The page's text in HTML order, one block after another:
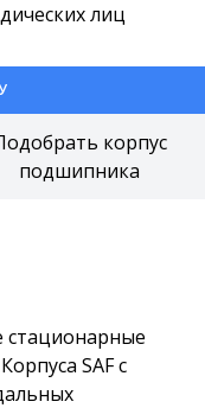
лиц
SAF с